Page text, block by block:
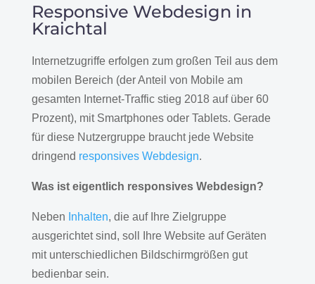
Responsive Webdesign in
Kraichtal
Internetzugriffe erfolgen zum großen Teil aus dem
mobilen Bereich (der Anteil von Mobile am
gesamten Internet-Traffic stieg 2018 auf über 60
Prozent), mit Smartphones oder Tablets. Gerade
für diese Nutzergruppe braucht jede Website
dringend responsives Webdesign.
Was ist eigentlich responsives Webdesign?
Neben Inhalten, die auf Ihre Zielgruppe
ausgerichtet sind, soll Ihre Website auf Geräten
mit unterschiedlichen Bildschirmgrößen gut
bedienbar sein.